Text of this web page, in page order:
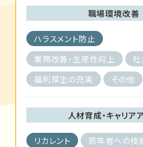
職場環境改善
ハラスメント防止
業務改善・生産性向上
福利厚生の充実
その他
人材育成・キャリア
リカレント
若年者への技